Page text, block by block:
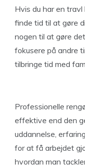
Hvis du har en
finde tid til at gøre
nogen til at gøre
fokusere på andre
tilbringe tid med
Professionelle
effektive end den
uddannelse,
for at få arbejdet
hvordan man